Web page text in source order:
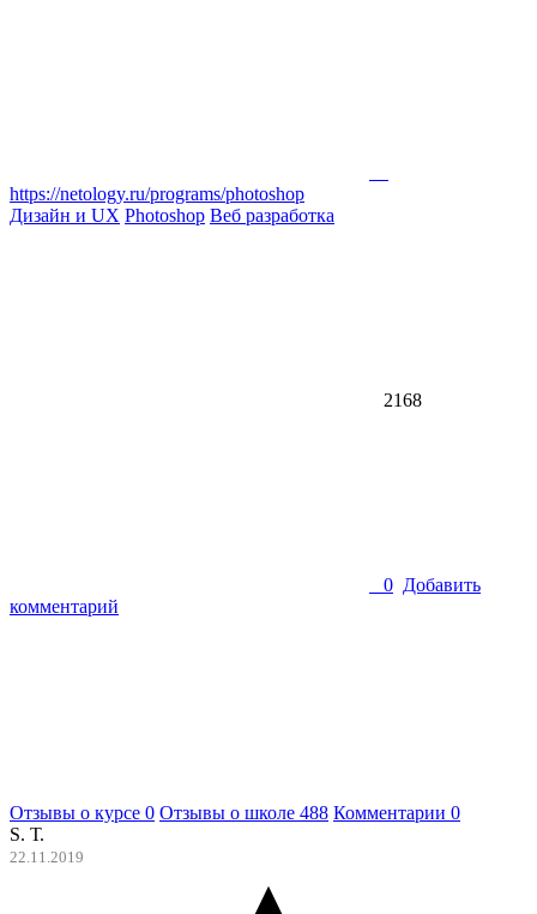
https://netology.ru/programs/photoshop
Дизайн и UX Photoshop Веб разработка
2168
0 Добавить
комментарий
Отзывы о курсе 0 Отзывы о школе 488 Комментарии 0
S. Т.
22.11.2019